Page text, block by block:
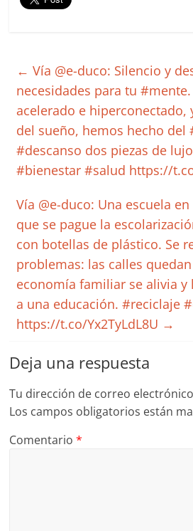
← Vía @e-duco: Silencio y
necesidades para tu
acelerado e hiperconectado,
del sueño, hemos hecho del
#descanso dos piezas de
#bienestar #salud https://
Vía @e-duco: Una escuela
que se pague la
con botellas de plástico. Se
problemas: las calles
economía familiar se alivia y
a una educación. #reciclaje
https://t.co/Yx2TyLdL8U →
Deja una respuesta
Tu dirección de correo
Los campos obligatorios están
Comentario*